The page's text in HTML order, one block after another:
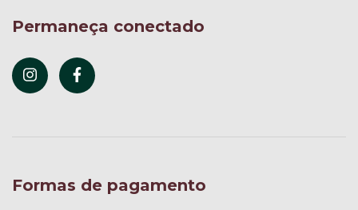
Permaneça conectado
Formas de pagamento